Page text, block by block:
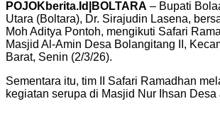
POJOKberita.Id|BOLTARA – Bupati
Utara (Boltara), Dr. Sirajudin Lasena,
Moh Aditya Pontoh, mengikuti Safari
Masjid Al-Amin Desa Bolangitang II,
Barat, Senin (2/3/26).
Sementara itu, tim II Safari Ramadhan
kegiatan serupa di Masjid Nur Ihsan Desa